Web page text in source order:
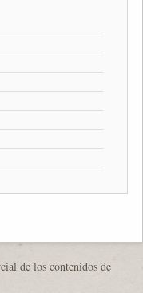
de los contenidos de